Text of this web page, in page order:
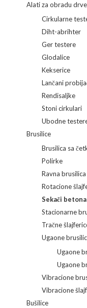
Alati za obradu
Cirkularne
Diht-abrihter
Ger testere
Glodalice
Kekserice
Lančani
Rendisaljke
Stoni cirkulari
Ubodne
Brusilice
Brusilica sa
Polirke
Ravna brusilica
Rotacione
Sekači betona
Stacionarne
Tračne
Ugaone
Ugaone
Ugaone
Vibracione
Vibracione
Bušilice